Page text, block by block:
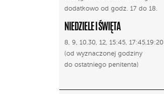
dodatkowo od godz. 17 do 18.
NIEDZIELE I ŚWIĘTA
8, 9, 10.30, 12, 15:45, 17:45,19:20
(od wyznaczonej godziny
do ostatniego penitenta)